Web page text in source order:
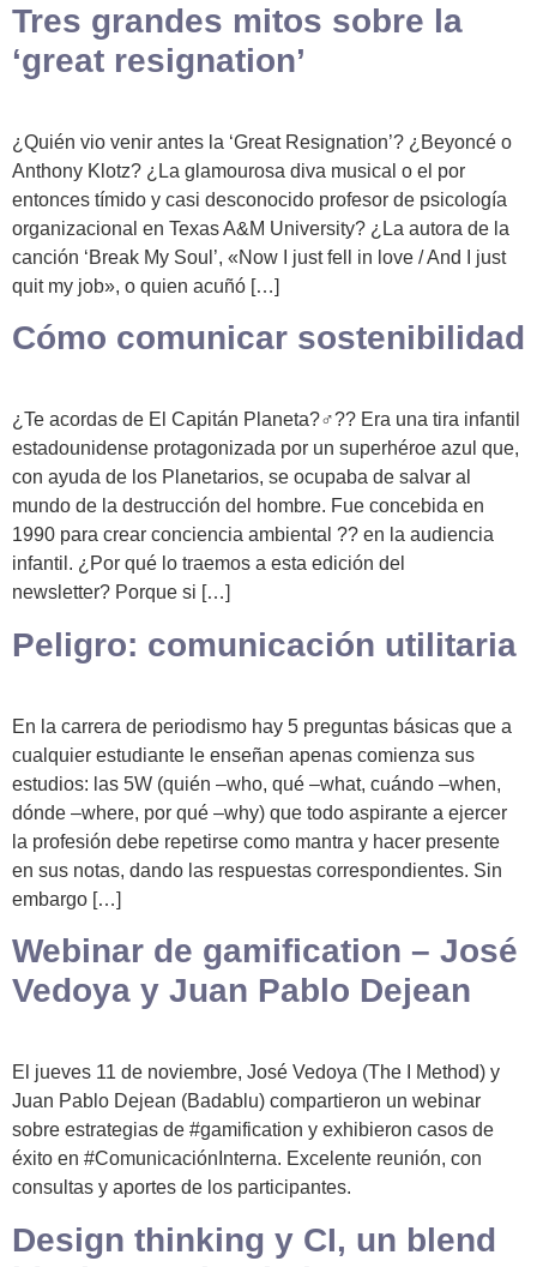
Tres grandes mitos sobre la
‘great resignation’
¿Quién vio venir antes la ‘Great Resignation’? ¿Beyoncé o
Anthony Klotz? ¿La glamourosa diva musical o el por
entonces tímido y casi desconocido profesor de psicología
organizacional en Texas A&M University? ¿La autora de la
canción ‘Break My Soul’, «Now I just fell in love / And I just
quit my job», o quien acuñó […]
Cómo comunicar sostenibilidad
¿Te acordas de El Capitán Planeta?♂️?? Era una tira infantil
estadounidense protagonizada por un superhéroe azul que,
con ayuda de los Planetarios, se ocupaba de salvar al
mundo de la destrucción del hombre. Fue concebida en
1990 para crear conciencia ambiental ?? en la audiencia
infantil. ¿Por qué lo traemos a esta edición del
newsletter? Porque si […]
Peligro: comunicación utilitaria
En la carrera de periodismo hay 5 preguntas básicas que a
cualquier estudiante le enseñan apenas comienza sus
estudios: las 5W (quién –who, qué –what, cuándo –when,
dónde –where, por qué –why) que todo aspirante a ejercer
la profesión debe repetirse como mantra y hacer presente
en sus notas, dando las respuestas correspondientes. Sin
embargo […]
Webinar de gamification – José
Vedoya y Juan Pablo Dejean
El jueves 11 de noviembre, José Vedoya (The I Method) y
Juan Pablo Dejean (Badablu) compartieron un webinar
sobre estrategias de #gamification y exhibieron casos de
éxito en #ComunicaciónInterna. Excelente reunión, con
consultas y aportes de los participantes.
Design thinking y CI, un blend